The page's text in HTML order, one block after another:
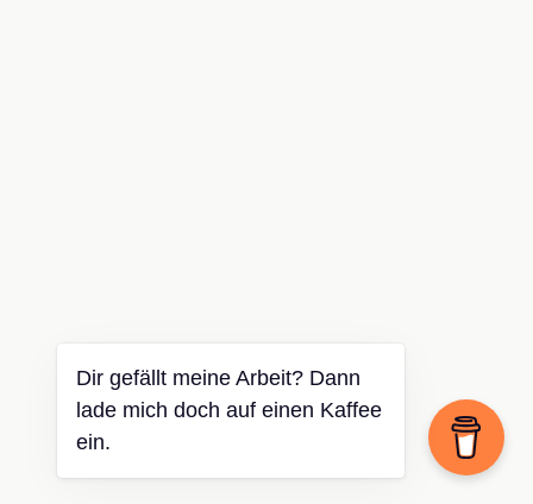
Dir gefällt meine Arbeit? Dann
lade mich doch auf einen Kaffee
ein.